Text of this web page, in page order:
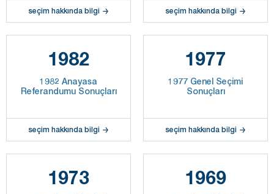
seçim hakkında bilgi seçim hakkında bilgi
1982
1982 Anayasa
Referandumu Sonuçları
seçim hakkında bilgi
1977
1977 Genel Seçimi
Sonuçları
seçim hakkında bilgi
1973 1969